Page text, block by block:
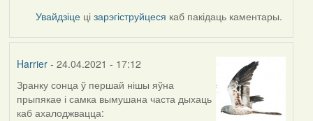
Увайдзіце цізарэгіструйцеся каб пакідаць каментары.
Harrier- 24.04.2021 - 17:12
Зранку сонца ў першай нішы яўна
прыпякае і самка вымушана часта дыхаць
каб ахалоджвацца: